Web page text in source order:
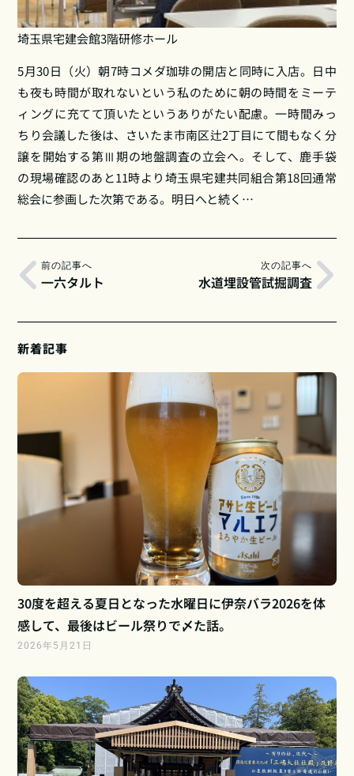
埼玉県宅建会館3階研修ホール
5月30日（火）朝7時コメダ珈琲の開店と同時に入店。日中
も夜も時間が取れないという私のために朝の時間をミーテ
ィングに充てて頂いたというありがたい配慮。一時間みっ
ちり会議した後は、さいたま市南区辻2丁目にて間もなく分
譲を開始する第Ⅲ期の地盤調査の立会へ。そして、鹿手袋
の現場確認のあと11時より埼玉県宅建共同組合第18回通常
総会に参画した次第である。明日へと続く…
前の記事へ
一六タルト
次の記事へ
水道埋設管試掘調査
新着記事
30度を超える夏日となった水曜日に伊奈バラ2026を体
感して、最後はビール祭りで〆た話。
2026年5月21日